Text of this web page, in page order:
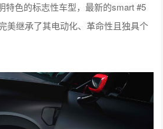
特色的标志性车型，最新的smart #5
美继承了其电动化、革命性且独具个